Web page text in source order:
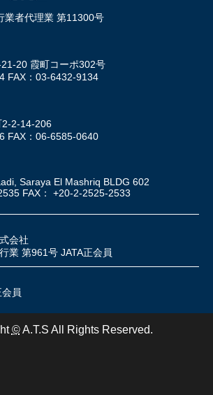
業者代理業 第11300号
20 霞町コーポ302号
FAX：03-6432-9134
2-2-14-206
FAX：06-6585-0640
Saraya El Mashriq BLDG 602
FAX： +20-2-2525-2533
会社
業 第961号 JATA正会員
員
© A.T.S All Rights Reserved.